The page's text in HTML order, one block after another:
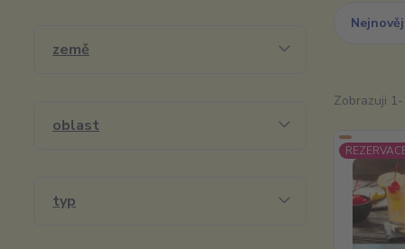
Zobrazuji
země
oblast
typ